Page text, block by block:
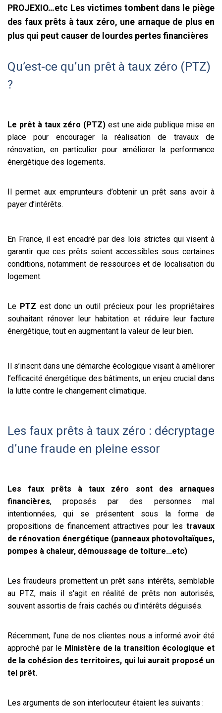
PROJEXIO…etc Les victimes tombent dans le piège
des faux prêts à taux zéro, une arnaque de plus en
plus qui peut causer de lourdes pertes financières
Qu’est-ce qu’un prêt à taux zéro (PTZ)
?
Le prêt à taux zéro (PTZ) est une aide publique mise en
place pour encourager la réalisation de travaux de
rénovation, en particulier pour améliorer la performance
énergétique des logements.
Il permet aux emprunteurs d’obtenir un prêt sans avoir à
payer d’intérêts.
En France, il est encadré par des lois strictes qui visent à
garantir que ces prêts soient accessibles sous certaines
conditions, notamment de ressources et de localisation du
logement.
Le PTZ est donc un outil précieux pour les propriétaires
souhaitant rénover leur habitation et réduire leur facture
énergétique, tout en augmentant la valeur de leur bien.
Il s’inscrit dans une démarche écologique visant à améliorer
l’efficacité énergétique des bâtiments, un enjeu crucial dans
la lutte contre le changement climatique.
Les faux prêts à taux zéro : décryptage
d’une fraude en pleine essor
Les faux prêts à taux zéro sont des arnaques
financières, proposés par des personnes mal
intentionnées, qui se présentent sous la forme de
propositions de financement attractives pour les travaux
de rénovation énergétique (panneaux photovoltaïques,
pompes à chaleur, démoussage de toiture...etc)
Les fraudeurs promettent un prêt sans intérêts, semblable
au PTZ, mais il s'agit en réalité de prêts non autorisés,
souvent assortis de frais cachés ou d'intérêts déguisés.
Récemment, l’une de nos clientes nous a informé avoir été
approché par le Ministère de la transition écologique et
de la cohésion des territoires, qui lui aurait proposé un
tel prêt.
Les arguments de son interlocuteur étaient les suivants :